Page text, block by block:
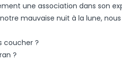
une association dans son
mauvaise nuit à la lune,
coucher ?
?